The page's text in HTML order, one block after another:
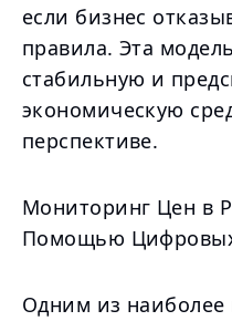
если бизнес
правила. Эта
стабильную и
экономическую
перспективе.
Мониторинг Цен в
Помощью
Одним из наиболее